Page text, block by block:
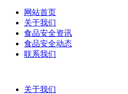
网站首页
关于我们
食品安全资讯
食品安全动态
联系我们
关于我们